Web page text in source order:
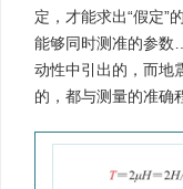
定，才能求出“假定”
能够同时测准的参
动性中引出的，而地
的，都与测量的准确